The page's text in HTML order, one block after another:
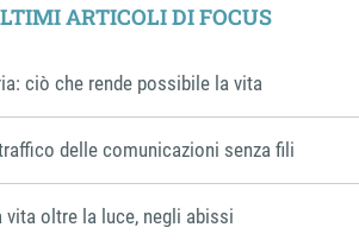
ARTICOLI DI FOCUS
ciò che rende possibile la vita
delle comunicazioni senza fili
vita oltre la luce, negli abissi